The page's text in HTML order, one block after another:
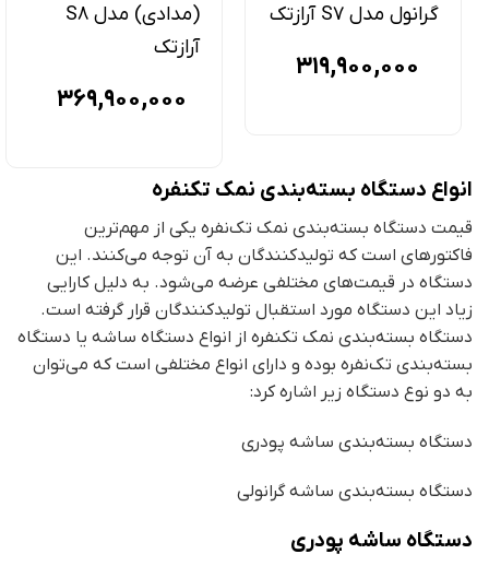
گرانول مدل S7 آرازتک
319,900,000
(مدادی) مدل S۸
آرازتک
369,900,000
انواع دستگاه بسته‌بندی نمک تک­نفره
قیمت دستگاه بسته‌بندی نمک تک‌نفره یکی از مهم‌ترین
فاکتورهای است که تولیدکنندگان به آن توجه می‌کنند. این
دستگاه در قیمت‌های مختلفی عرضه می‌شود. به دلیل کارایی
زیاد این دستگاه مورد استقبال تولیدکنندگان قرار گرفته است.
دستگاه بسته‌بندی نمک تک­نفره از انواع دستگاه ساشه یا دستگاه
بسته‌بندی تک‌نفره بوده و دارای انواع مختلفی است که می‌توان
به دو نوع دستگاه زیر اشاره کرد:
دستگاه بسته‌بندی ساشه پودری
دستگاه بسته‌بندی ساشه گرانولی
دستگاه ساشه پودری